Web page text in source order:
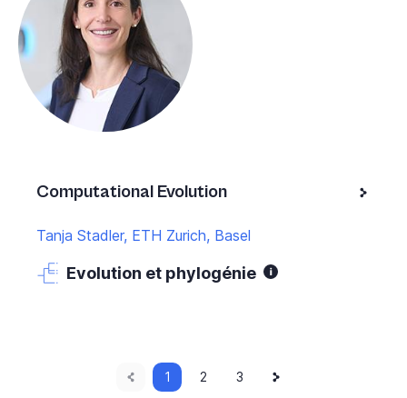
Computational Evolution
Tanja Stadler, ETH Zurich, Basel
Evolution et phylogénie
précédente
Current
page
1 Page
2 Page
3
page